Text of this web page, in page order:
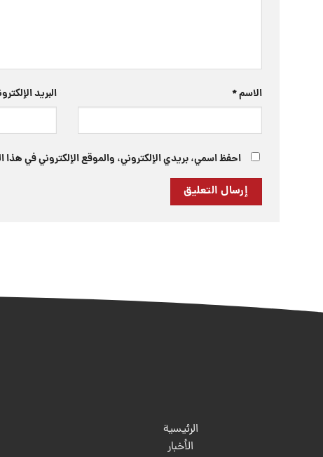
الاسم* البريد
احفظ اسمي، بريدي الإلكتروني، والموقع الإلكتروني في هذا
الرئيسية
الأخبار